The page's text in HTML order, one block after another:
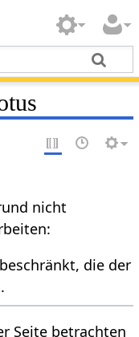
nicht
die der
Seite betrachten